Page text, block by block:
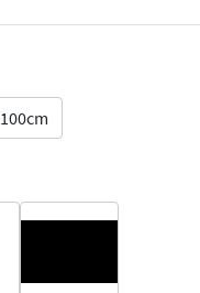
100cm